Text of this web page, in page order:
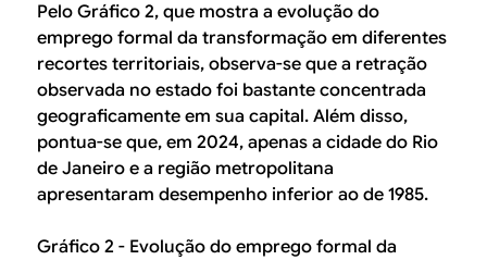
Pelo Gráfico 2, que mostra a evolução do
emprego formal da transformação em diferentes
recortes territoriais, observa-se que a retração
observada no estado foi bastante concentrada
geograficamente em sua capital. Além disso,
pontua-se que, em 2024, apenas a cidade do Rio
de Janeiro e a região metropolitana
apresentaram desempenho inferior ao de 1985.
Gráfico 2 - Evolução do emprego formal da